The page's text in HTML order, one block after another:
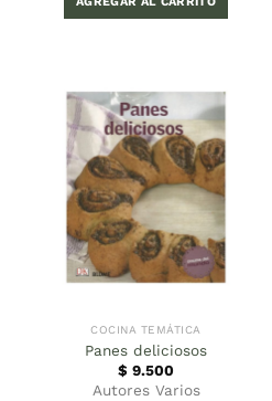
COCINA TEMÁTICA
Panes deliciosos
$ 9.500
Autores Varios